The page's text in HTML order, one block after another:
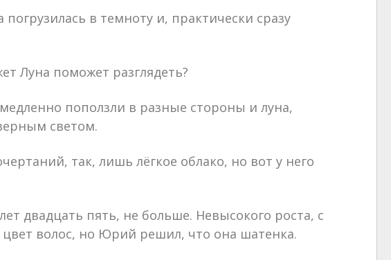
в темноту и, практически сразу
Луна поможет разглядеть?
поползли в разные стороны и луна,
светом.
так, лишь лёгкое облако, но вот у него
двадцать пять, не больше. Невысокого роста, с
волос, но Юрий решил, что она шатенка.